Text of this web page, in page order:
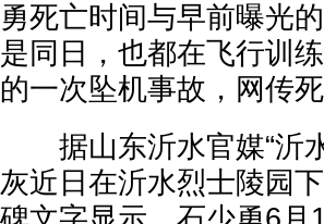
勇死亡时间与早前曝光
是同日，也都在飞行训
的一次坠机事故，网传
据山东沂水官媒“沂水
灰近日在沂水烈士陵园